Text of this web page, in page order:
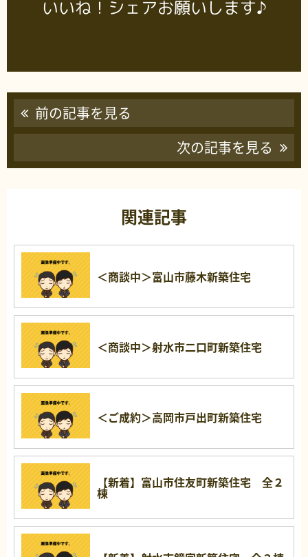
いいね！シェアお願いします♪
前の記事を見る
次の記事を見る
関連記事
＜商談中＞富山市藤木新築住宅
＜商談中＞射水市二口町新築住宅
＜ご成約＞高岡市戸出町新築住宅
【新着】富山市住友町新築住宅 全２
棟